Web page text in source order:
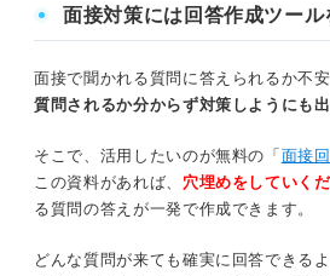
面接対策には回答作成ツー
面接で聞かれる質問に答えられるか不
質問されるか分からず対策しようにも
そこで、活用したいのが無料の「 面接
この資料があれば、 穴埋めをしていく
る質問の答えが一発で作成できます。
どんな質問が来ても確実に回答できる
⑧責任感がない人
⑩言い訳や嘘が多い人